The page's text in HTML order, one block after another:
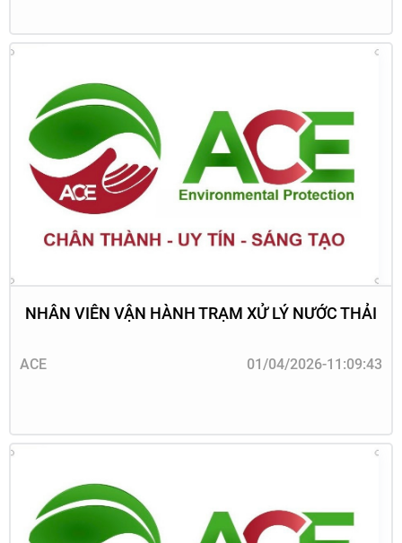
NHÂN VIÊN VẬN HÀNH TRẠM XỬ LÝ NƯỚC THẢI
ACE 01/04/2026-11:09:43